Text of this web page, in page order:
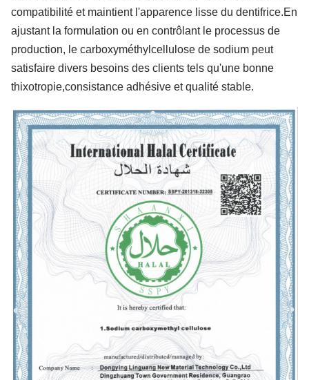
compatibilité et maintient l'apparence lisse du dentifrice.En
ajustant la formulation ou en contrôlant le processus de
production, le carboxyméthylcellulose de sodium peut
satisfaire divers besoins des clients tels qu'une bonne
thixotropie,consistance adhésive et qualité stable.